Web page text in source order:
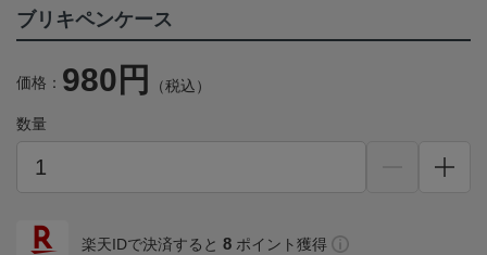
ブリキペンケース
価格： 980円 （税込）
数量
楽天IDで決済すると 8 ポイント獲得